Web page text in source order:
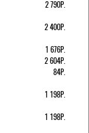
2 790Р.
2 400Р.
1 676Р.
2 604Р.
84Р.
1 198Р.
1 198Р.